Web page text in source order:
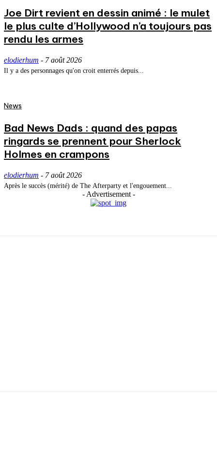
Joe Dirt revient en dessin animé : le mulet
le plus culte d’Hollywood n’a toujours pas
rendu les armes
elodierhum - 7 août 2026
Il y a des personnages qu'on croit enterrés depuis...
News
Bad News Dads : quand des papas
ringards se prennent pour Sherlock
Holmes en crampons
elodierhum - 7 août 2026
Après le succès (mérité) de The Afterparty et l'engouement...
- Advertisement -